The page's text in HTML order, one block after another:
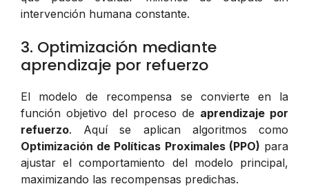
intervención humana constante.
3. Optimización mediante
aprendizaje por refuerzo
El modelo de recompensa se convierte en la
función objetivo del proceso de aprendizaje por
refuerzo. Aquí se aplican algoritmos como
Optimización de Políticas Proximales (PPO) para
ajustar el comportamiento del modelo principal,
maximizando las recompensas predichas.